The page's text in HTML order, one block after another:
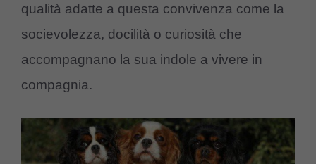
qualità adatte a questa convivenza come la
socievolezza, docilità o curiosità che
accompagnano la sua indole a vivere in
compagnia.